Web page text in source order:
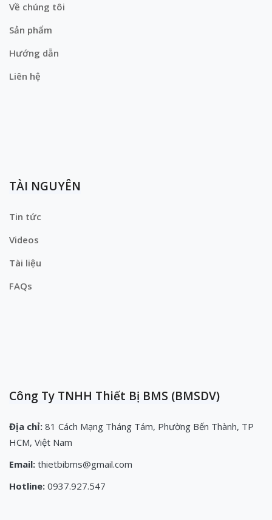
Về chúng tôi
Sản phẩm
Hướng dẫn
Liên hệ
TÀI NGUYÊN
Tin tức
Videos
Tài liệu
FAQs
Công Ty TNHH Thiết Bị BMS (BMSDV)
Địa chỉ: 81 Cách Mạng Tháng Tám, Phường Bến Thành, TP
HCM, Việt Nam
Email: thietbibms@gmail.com
Hotline: 0937.927.547